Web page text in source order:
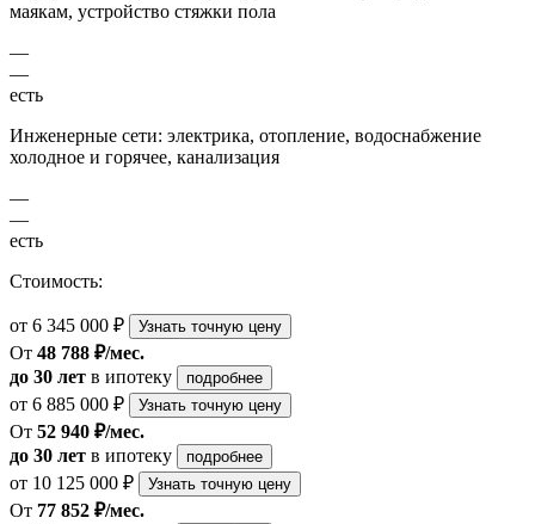
маякам, устройство стяжки пола
—
—
есть
Инженерные сети: электрика, отопление, водоснабжение
холодное и горячее, канализация
—
—
есть
Стоимость:
от 6 345 000 ₽ Узнать точную цену
От 48 788 ₽/мес.
до 30 лет в ипотеку подробнее
от 6 885 000 ₽ Узнать точную цену
От 52 940 ₽/мес.
до 30 лет в ипотеку подробнее
от 10 125 000 ₽ Узнать точную цену
От 77 852 ₽/мес.